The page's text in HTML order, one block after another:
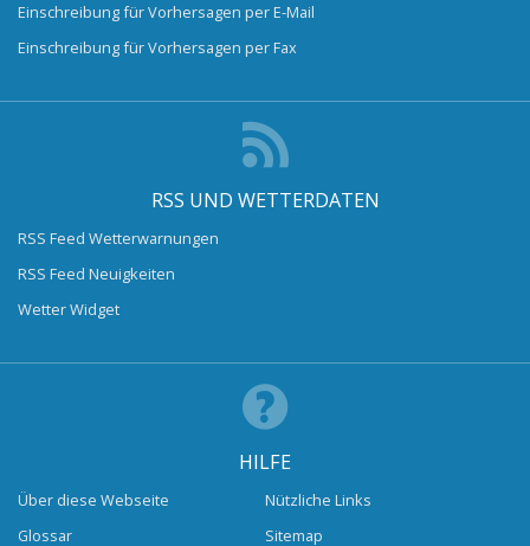
Einschreibung für Vorhersagen per E-Mail
Einschreibung für Vorhersagen per Fax
RSS UND WETTERDATEN
RSS Feed Wetterwarnungen
RSS Feed Neuigkeiten
Wetter Widget
HILFE
Über diese Webseite
Glossar
Nützliche Links
Sitemap